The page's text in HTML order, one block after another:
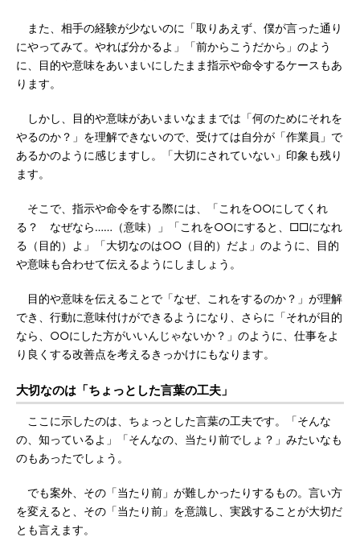
また、相手の経験が少ないのに「取りあえず、僕が言った通り
にやってみて。やれば分かるよ」「前からこうだから」のよう
に、目的や意味をあいまいにしたまま指示や命令するケースもあ
ります。
しかし、目的や意味があいまいなままでは「何のためにそれを
やるのか？」を理解できないので、受けては自分が「作業員」で
あるかのように感じますし。「大切にされていない」印象も残り
ます。
そこで、指示や命令をする際には、「これを○○にしてくれ
る？ なぜなら……（意味）」「これを○○にすると、□□になれ
る（目的）よ」「大切なのは○○（目的）だよ」のように、目的
や意味も合わせて伝えるようにしましょう。
目的や意味を伝えることで「なぜ、これをするのか？」が理解
でき、行動に意味付けができるようになり、さらに「それが目的
なら、○○にした方がいいんじゃないか？」のように、仕事をよ
り良くする改善点を考えるきっかけにもなります。
大切なのは「ちょっとした言葉の工夫」
ここに示したのは、ちょっとした言葉の工夫です。「そんな
の、知っているよ」「そんなの、当たり前でしょ？」みたいなも
のもあったでしょう。
でも案外、その「当たり前」が難しかったりするもの。言い方
を変えると、その「当たり前」を意識し、実践することが大切だ
とも言えます。